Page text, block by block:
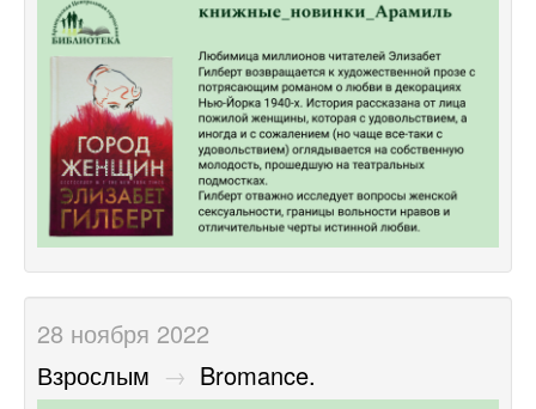
28 ноября 2022
Взрослым → Bromance.